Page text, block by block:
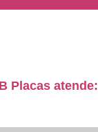
Placas atende: